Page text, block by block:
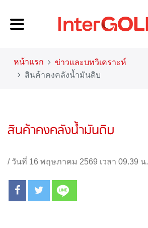
หน้าแรก
ข่าวและบทวิเคราะห์
สินค้าคงคลังน้ำมันดิบ
สินค้าคงคลังน้ำมันดิบ
/ วันที่ 16 พฤษภาคม 2569 เวลา 09.39 น.